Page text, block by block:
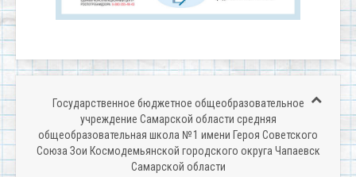
Государственное бюджетное общеобразовательное
учреждение Самарской области средняя
общеобразовательная школа № 1 имени Героя Советского
Союза Зои Космодемьянской городского округа Чапаевск
Самарской области